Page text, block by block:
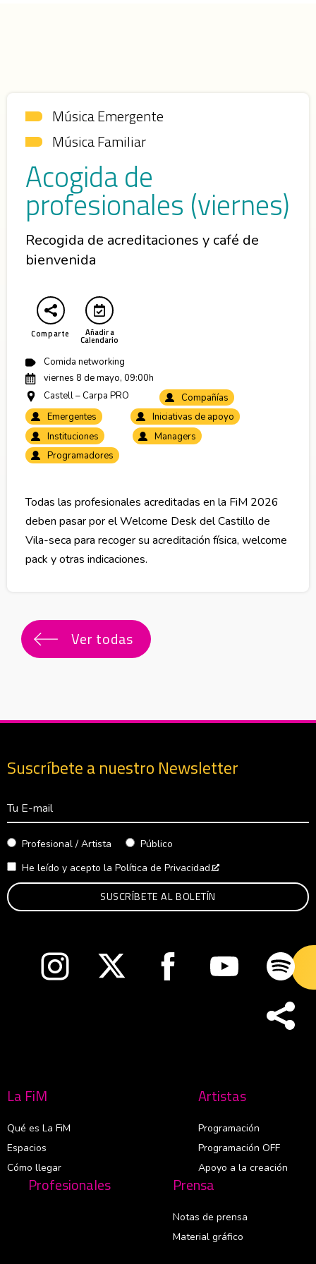
Música Emergente
Música Familiar
Acogida de
profesionales (viernes)
Recogida de acreditaciones y café de
bienvenida
Comparte Añadir a
Calendario
Abre en nueva ventana
Comida networking
viernes 8 de mayo, 09:00h
Castell – Carpa PRO
Compañías
Emergentes
Iniciativas de apoyo
Instituciones
Managers
Programadores
Todas las profesionales acreditadas en la FiM 2026
deben pasar por el Welcome Desk del Castillo de
Vila-seca para recoger su acreditación física, welcome
pack y otras indicaciones.
Ver todas
Suscríbete a nuestro Newsletter
Correo Electrónico
Profesional / Artista
Público
He leído y acepto la Política de Privacidad.
Abre en nueva ventanaAbre en nueva ventanaAbre en nueva ventana
Abre en nueva
La FiM
Qué es La FiM
Espacios
Cómo llegar
Artistas
Programación
Programación OFF
Apoyo a la creación
Profesionales Prensa
Notas de prensa
Material gráfico